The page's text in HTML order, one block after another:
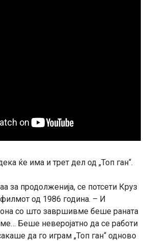
ќе има и трет дел од „Топ ган“.
за продолженија, се потсети Круз
од 1986 година. – И
со што завршивме беше раната
Беше неверојатно да се работи
да го играм „Топ ган“ одново